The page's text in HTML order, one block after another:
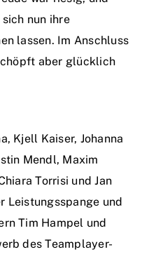
nun ihre
lassen. Im Anschluss
aber glücklich
Kjell Kaiser, Johanna
Mendl, Maxim
Torrisi und Jan
Leistungsspange und
Tim Hampel und
des Teamplayer-